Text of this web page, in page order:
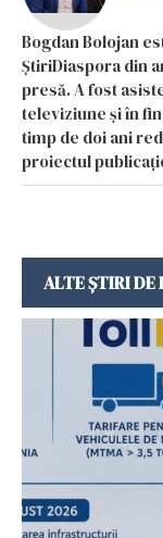
Bogdan Bolojan
ȘtiriDiaspora din
presă. A fost
televiziune și în
timp de doi ani
proiectul
ALTE ȘTIRI DE